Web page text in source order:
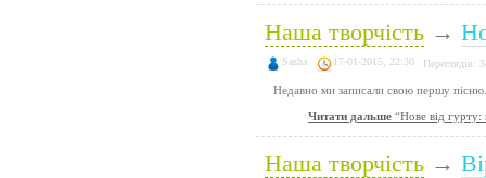
Наша творчість →
Sasha 17-01-2015, 22:30 Переглядів:
Недавно ми записали свою першу
Читати дальше “Нове від гурту:
Наша творчість →